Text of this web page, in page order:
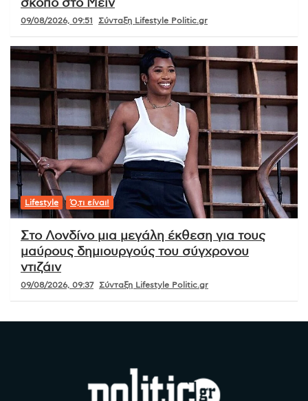
σκοπό στο Μέιν
09/08/2026, 09:51 Σύνταξη Lifestyle Politic.gr
Lifestyle Ό,τι είναι!
Στο Λονδίνο μια μεγάλη έκθεση για τους
μαύρους δημιουργούς του σύγχρονου
ντιζάιν
09/08/2026, 09:37 Σύνταξη Lifestyle Politic.gr